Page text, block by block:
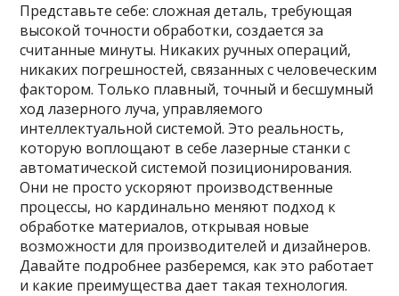
Представьте себе: сложная деталь, требующая
высокой точности обработки, создается за
считанные минуты. Никаких ручных операций,
никаких погрешностей, связанных с человеческим
фактором. Только плавный, точный и бесшумный
ход лазерного луча, управляемого
интеллектуальной системой. Это реальность,
которую воплощают в себе лазерные станки с
автоматической системой позиционирования.
Они не просто ускоряют производственные
процессы, но кардинально меняют подход к
обработке материалов, открывая новые
возможности для производителей и дизайнеров.
Давайте подробнее разберемся, как это работает
и какие преимущества дает такая технология.